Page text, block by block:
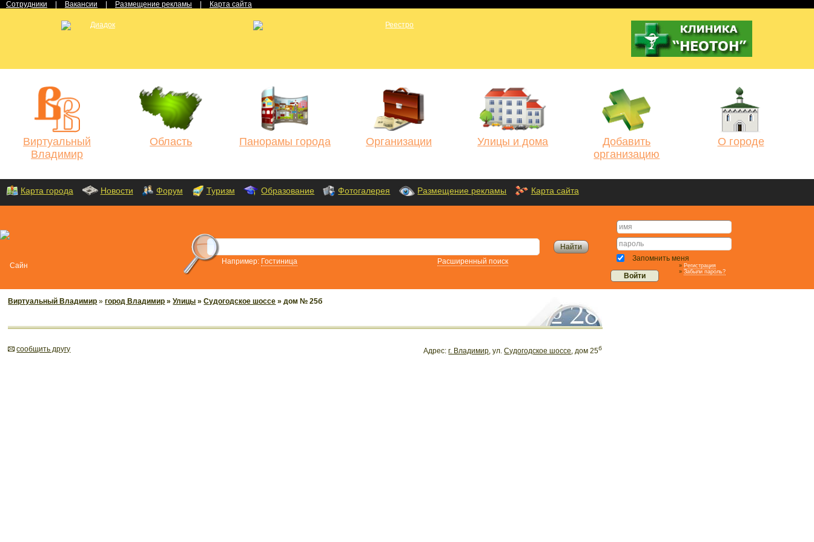
Сотрудники Вакансии Размещение рекламы Карта сайта
Виртуальный
Владимир
Область Панорамы города Организации Улицы и дома
Добавить
организацию
О городе
Карта города Новости Форум Туризм Образование Фотогалерея Размещение рекламы Карта сайта
Например: Гостиница Расширенный поиск Запомнить меня
» Регистрация
» Забыли пароль?
Виртуальный Владимир »город Владимир »Улицы »Судогодское шоссе » дом № 25б
cообщить другу Адрес:г. Владимир, ул.Судогодское шоссе, дом 25б